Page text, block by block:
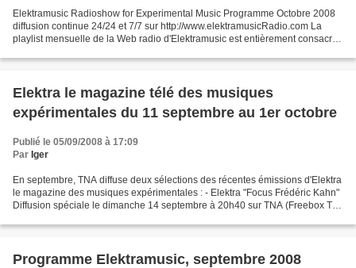
Elektramusic Radioshow for Experimental Music Programme Octobre 2008
diffusion continue 24/24 et 7/7 sur http://www.elektramusicRadio.com La
playlist mensuelle de la Web radio d'Elektramusic est entièrement consacrée
Elektra le magazine télé des musiques
expérimentales du 11 septembre au 1er octobre
Publié le 05/09/2008 à 17:09
Par Iger
En septembre, TNA diffuse deux sélections des récentes émissions d'Elektra
le magazine des musiques expérimentales : - Elektra "Focus Frédéric Kahn"
Diffusion spéciale le dimanche 14 septembre à 20h40 sur TNA (Freebox TV
Programme Elektramusic, septembre 2008